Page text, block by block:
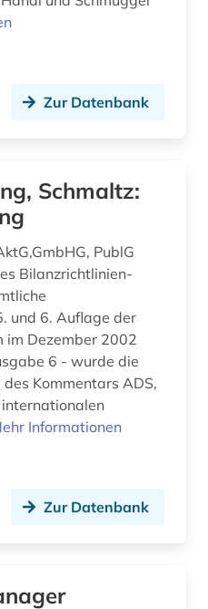
bundes-angestelltentarifvertrag (4)
bundesbeamtengesetz (2009) (1)
bundesdatenschutzgesetz (4)
bundesdisziplinarrecht (1)
(1)
Zur Datenbank
Schmaltz:
PublG
Bilanzrichtlinien-
und 6. Auflage der
im Dezember 2002
6 - wurde die
Kommentars ADS,
Informationen
Zur Datenbank